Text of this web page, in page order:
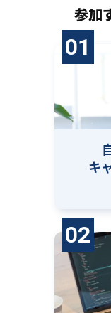
参加
01
キ
02